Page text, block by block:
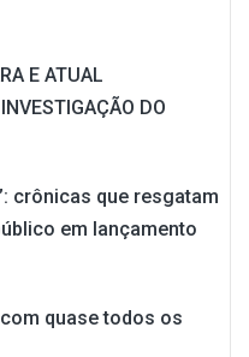
E ATUAL
DO
crônicas que resgatam
em lançamento
quase todos os